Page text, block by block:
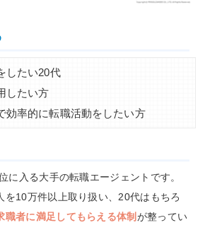
したい20代
したい方
効率的に転職活動をしたい方
に入る大手の転職エージェントです。
を10万件以上取り扱い、20代はもちろ
職者に満足してもらえる体制 が整ってい